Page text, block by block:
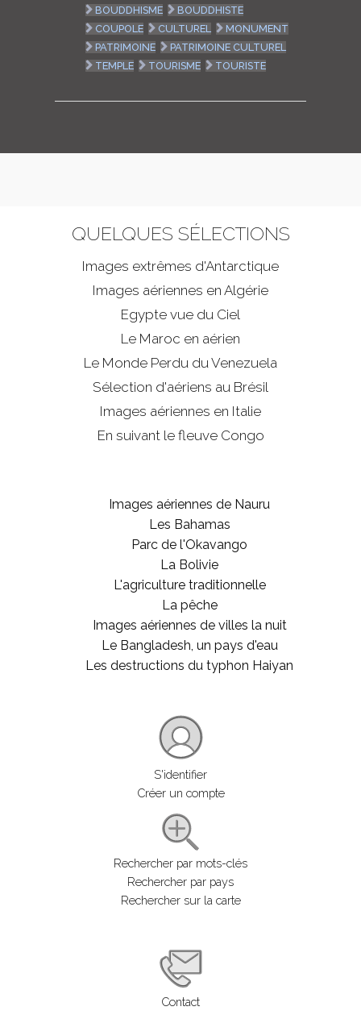
BOUDDHISME
BOUDDHISTE
COUPOLE
CULTUREL
MONUMENT
PATRIMOINE
PATRIMOINE CULTUREL
TEMPLE
TOURISME TOURISTE
QUELQUES SÉLECTIONS
Images extrêmes d'Antarctique
Images aériennes en Algérie
Egypte vue du Ciel
Le Maroc en aérien
Le Monde Perdu du Venezuela
Sélection d'aériens au Brésil
Images aériennes en Italie
En suivant le fleuve Congo
Images aériennes de Nauru
Les Bahamas
Parc de l'Okavango
La Bolivie
L'agriculture traditionnelle
La pêche
Images aériennes de villes la nuit
Le Bangladesh, un pays d'eau
Les destructions du typhon Haiyan
S'identifier
Créer un compte
Rechercher par mots-clés
Rechercher par pays
Rechercher sur la carte
Contact